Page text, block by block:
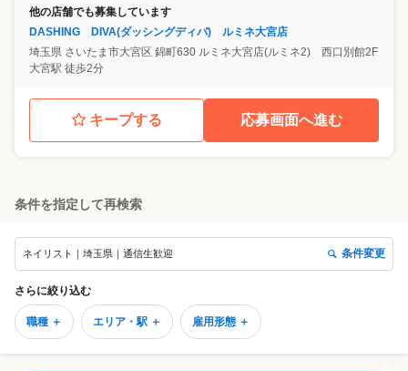
他の店舗でも募集しています
DASHING DIVA(ダッシングディバ) ルミネ大宮店
埼玉県 さいたま市大宮区 錦町630 ルミネ大宮店(ルミネ2) 西口別館2F
大宮駅 徒歩2分
キープする 応募画面へ進む
条件を指定して再検索
ネイリスト｜埼玉県｜通信生歓迎 条件変更
さらに絞り込む
職種 ＋ エリア・駅 ＋ 雇用形態 ＋